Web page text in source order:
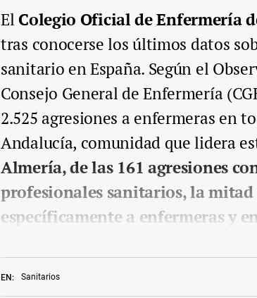
EN: Sanitarios
El Colegio Oficial de Enfermería
tras conocerse los últimos datos
sanitario en España. Según el
Consejo General de Enfermería
2.525 agresiones a enfermeras en
Andalucía, comunidad que lidera
Almería, de las 161 agresiones
profesionales sanitarios, la
específicamente a enfermeras y